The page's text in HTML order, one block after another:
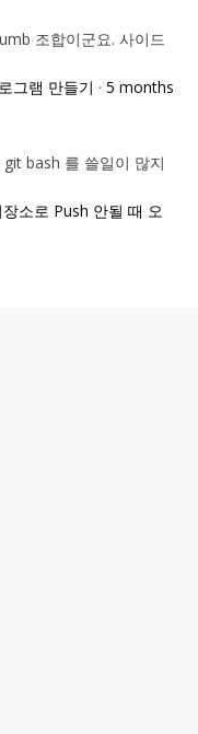
조합이군요. 사이드
그램 만들기 · 5 months
bash 를 쓸일이 많지
소로 Push 안될 때 오